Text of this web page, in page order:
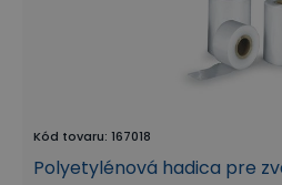
Kód tovaru: 167018
Polyetylénová hadica pre